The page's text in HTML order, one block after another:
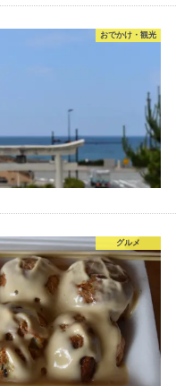
おでかけ・観光
グルメ